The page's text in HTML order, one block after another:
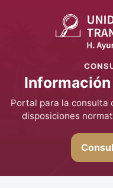
Portal para la consulta
disposiciones